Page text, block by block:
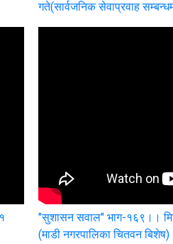
गते(सार्वजनिक सेवाप्रवाह
"सुशासन सवाल" भाग-१६९।।
(माडी नगरपालिका चितवन बिशेष)